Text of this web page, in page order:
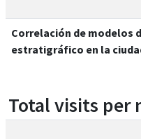
Correlación de modelos
estratigráfico en la
Total visits per